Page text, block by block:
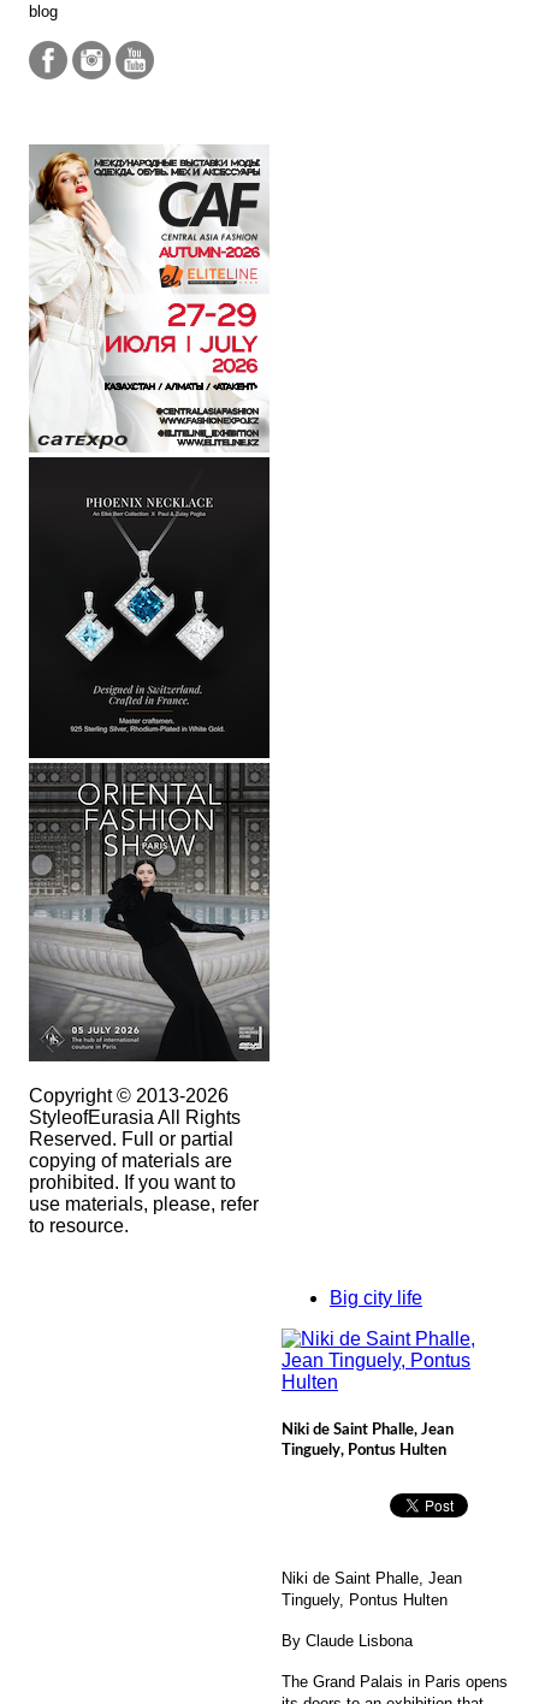
blog
Copyright © 2013-2026
StyleofEurasia All Rights
Reserved. Full or partial
copying of materials are
prohibited. If you want to
use materials, please, refer
to resource.
Big city life
Niki de Saint Phalle, Jean
Tinguely, Pontus Hulten
Niki de Saint Phalle, Jean
Tinguely, Pontus Hulten
By Claude Lisbona
The Grand Palais in Paris opens